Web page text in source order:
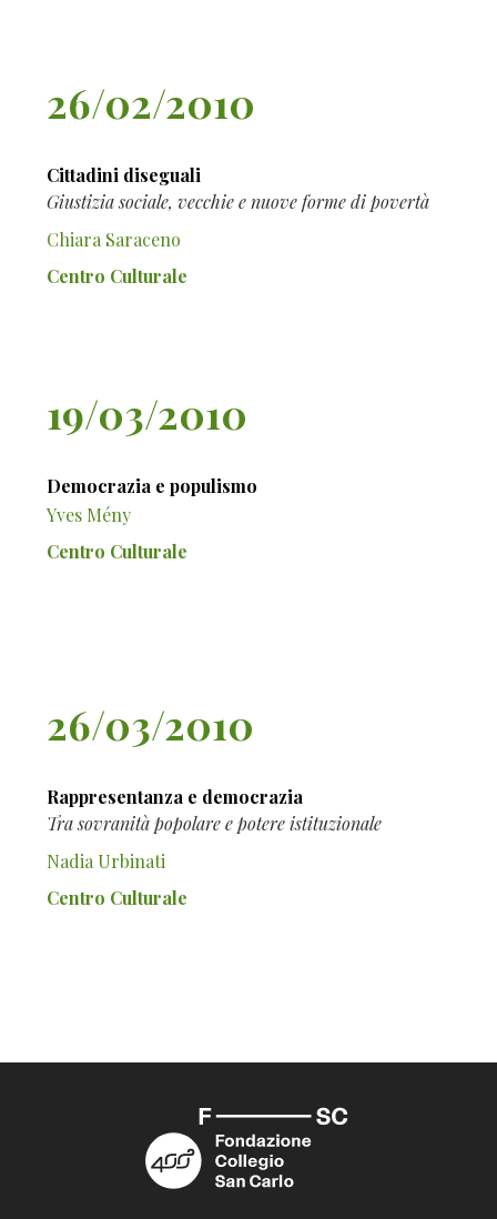
26/02/2010
Cittadini diseguali
Giustizia sociale, vecchie e nuove forme di povertà
Chiara Saraceno
Centro Culturale
19/03/2010
Democrazia e populismo
Yves Mény
Centro Culturale
26/03/2010
Rappresentanza e democrazia
Tra sovranità popolare e potere istituzionale
Nadia Urbinati
Centro Culturale